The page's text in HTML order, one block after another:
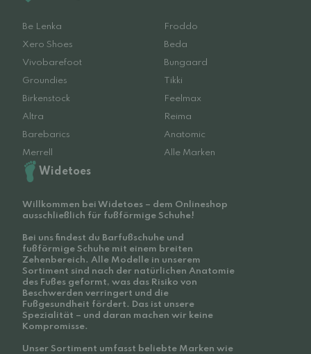
Be Lenka
Froddo
Xero Shoes
Beda
Vivobarefoot
Bungaard
Groundies
Tikki
Birkenstock
Feelmax
Altra
Reima
Barebarics
Anatomic
Merrell
Alle Marken
Widetoes
Willkommen bei Widetoes – dem Onlineshop
ausschließlich für fußförmige Schuhe!
Bei uns findest du Barfußschuhe und
fußförmige Schuhe mit einem breiten
Zehenbereich. Alle Modelle in unserem
Sortiment sind nach der natürlichen Anatomie
des Fußes geformt, was das Risiko von
Beschwerden verringert und die
Fußgesundheit fördert. Das ist unsere
Spezialität – und daran machen wir keine
Kompromisse.
Unser Sortiment umfasst beliebte Marken wie